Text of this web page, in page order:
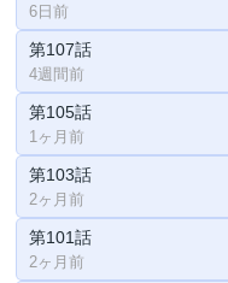
6日前
第107話
4週間前
第105話
1ヶ月前
第103話
2ヶ月前
第101話
2ヶ月前